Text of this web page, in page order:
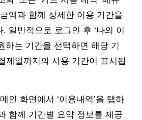
액과 함께 상세한 이용 기간을
일반적으로 로그인 후 ‘나의 이
하는 기간을 선택하면 해당 기
제일까지의 사용 기간이 표시됩
인 화면에서 ‘이용내역’을 탭하
함께 기간별 요약 정보를 제공